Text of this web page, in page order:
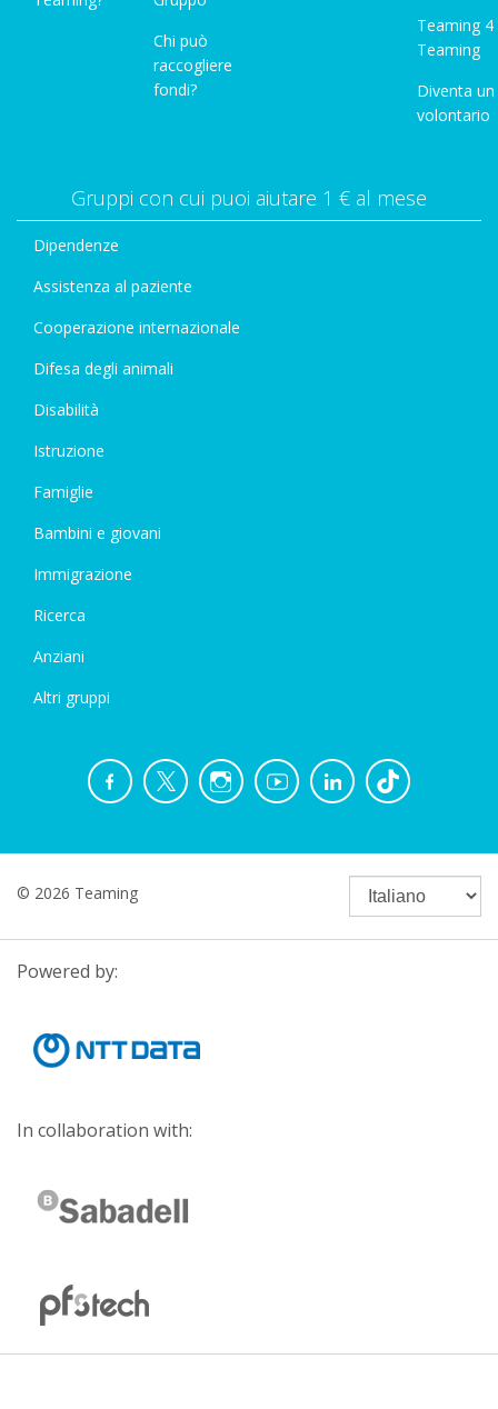
Chi può
raccogliere
fondi?
Teaming 4
Teaming
Diventa un
volontario
Gruppi con cui puoi aiutare 1 € al mese
Dipendenze
Assistenza al paziente
Cooperazione internazionale
Difesa degli animali
Disabilità
Istruzione
Famiglie
Bambini e giovani
Immigrazione
Ricerca
Anziani
Altri gruppi
© 2026 Teaming
Powered by:
In collaboration with: